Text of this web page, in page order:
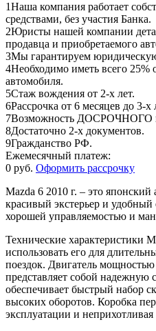
1Наша компания работает
средствами, без участия Банка.
2Юристы нашей компании
продавца и приобретаемого
3Мы гарантируем
4Необходимо иметь всего 25%
автомобиля.
5Стаж вождения от 2-х лет.
6Рассрочка от 6 месяцев до 3-х
7Возможность ДОСРОЧНОГО
8Достаточно 2-х документов.
9Гражданство РФ.
Ежемесячный платеж:
0 руб. Оформить рассрочку
Mazda 6 2010 г. – это
красивый экстерьер и
хорошей управляемостью и
Технические характеристики
использовать его для
поездок. Двигатель
представляет собой надежную
обеспечивает быстрый набор
высоких оборотов. Коробка
эксплуатации и